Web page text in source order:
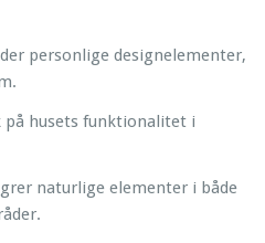
personlige designelementer,
på husets funktionalitet i
naturlige elementer i både